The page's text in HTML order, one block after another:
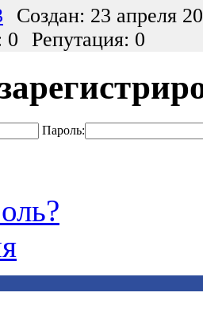
Создан: 23 апреля
0
Репутация: 0
Пароль: